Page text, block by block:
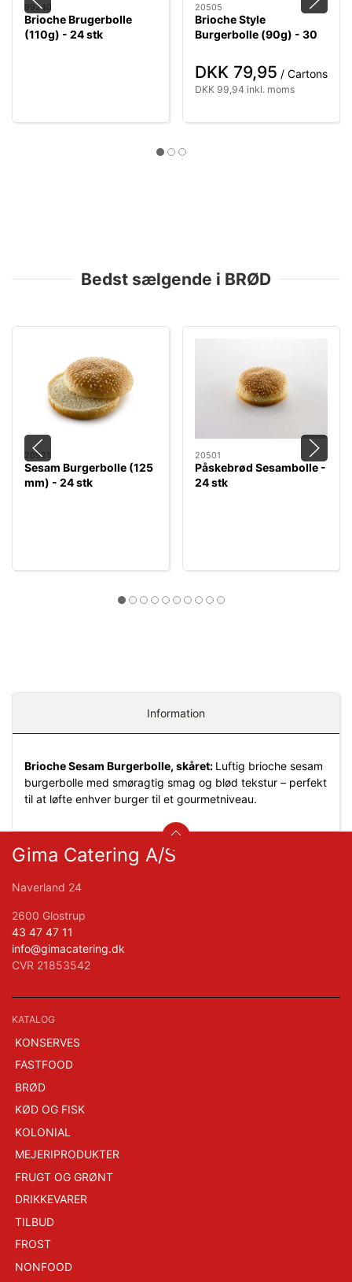
99240
Brioche Brugerbolle
(110g) - 24 stk
20505
Brioche Style
Burgerbolle (90g) - 30
DKK 79,95 / Cartons
DKK 99,94 inkl. moms
Bedst sælgende i BRØD
20521
Sesam Burgerbolle (125
mm) - 24 stk
20501
Påskebrød Sesambolle -
24 stk
Information
Brioche Sesam Burgerbolle, skåret: Luftig brioche sesam
burgerbolle med smøragtig smag og blød tekstur – perfekt
til at løfte enhver burger til et gourmetniveau.
Gima Catering A/S
Naverland 24
2600 Glostrup
43 47 47 11
info@gimacatering.dk
CVR 21853542
KATALOG
KONSERVES
FASTFOOD
BRØD
KØD OG FISK
KOLONIAL
MEJERIPRODUKTER
FRUGT OG GRØNT
DRIKKEVARER
TILBUD
FROST
NONFOOD